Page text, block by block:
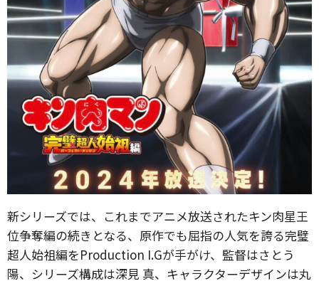
新シリーズでは、これまでアニメ放送されたキン肉星王
位争奪編の続きとなる、原作でも屈指の人気を誇る完璧
超人始祖編をProduction I.Gが手がけ、監督はさとう
陽、シリーズ構成は深見 真、キャラクターデザインは丸